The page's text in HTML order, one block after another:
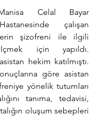
Manisa Celal Bayar
çalışan
şizofreni ile ilgili
için yapıldı.
hekim katılmıştı.
göre asistan
yönelik tutumları
tanıma, tedavisi,
oluşum sebepleri